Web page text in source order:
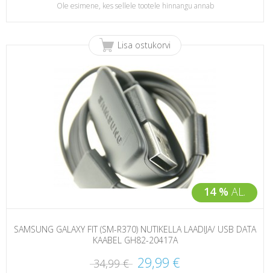
Ole esimene, kes sellele tootele hinnangu annab
14 % AL.
Lisa ostukorvi
SAMSUNG GALAXY FIT (SM-R370) NUTIKELLA LAADIJA/ USB DATA
KAABEL GH82-20417A
34,99 € 29,99 €